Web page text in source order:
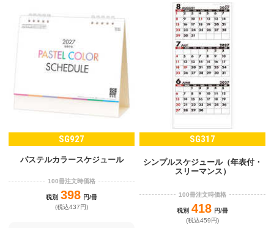
SG927
パステルカラースケジュール
100冊注文時価格
税別 398 円/冊
(税込437円)
SG317
シンプルスケジュール（年表付・
スリーマンス）
100冊注文時価格
税別 418 円/冊
(税込459円)